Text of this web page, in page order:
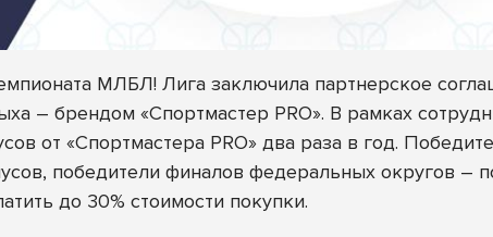
МЛБЛ! Лига заключила партнерское
– брендом «Спортмастер PRO». В рамках
от «Спортмастера PRO» два раза в год.
победители финалов федеральных округов –
до 30% стоимости покупки.